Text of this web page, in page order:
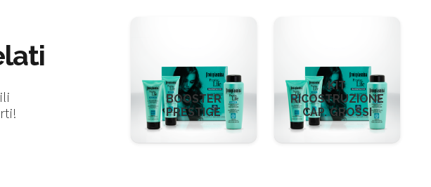
BOOSTER
PRESTIGE
KIT
RICOSTRUZIONE
CAP. GROSSI